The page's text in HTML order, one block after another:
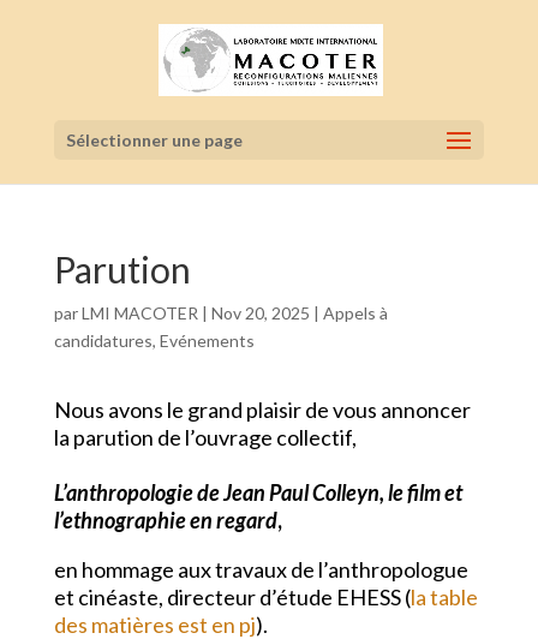
Sélectionner une page
Parution
parLMI MACOTER | Nov 20, 2025 | Appels à
candidatures, Evénements
Nous avons le grand plaisir de vous annoncer
la parution de l’ouvrage collectif,
L’anthropologie de Jean Paul Colleyn, le film et
l’ethnographie en regard,
en hommage aux travaux de l’anthropologue
et cinéaste, directeur d’étude EHESS (la table
des matières est en pj).